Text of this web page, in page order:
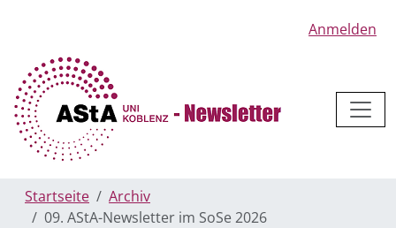
Anmelden
Startseite
Archiv
09. AStA-Newsletter im SoSe 2026